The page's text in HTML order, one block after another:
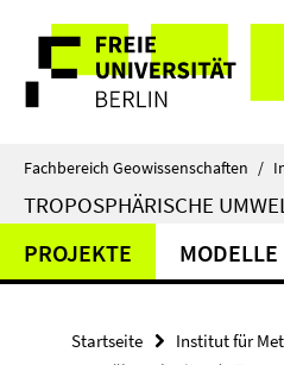
direkt
Inhalt
Service-
Navigation
Fachbereich Geowissenschaften /
TROPOSPHÄRISCHE
PROJEKTE MODELLE
Startseite Institut für